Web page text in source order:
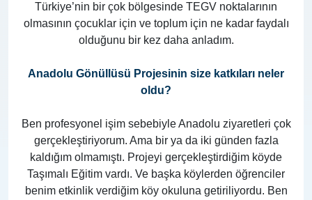
Türkiye’nin bir çok bölgesinde TEGV noktalarının
olmasının çocuklar için ve toplum için ne kadar faydalı
olduğunu bir kez daha anladım.
Anadolu Gönüllüsü Projesinin size katkıları neler
oldu?
Ben profesyonel işim sebebiyle Anadolu ziyaretleri çok
gerçekleştiriyorum. Ama bir ya da iki günden fazla
kaldığım olmamıştı. Projeyi gerçekleştirdiğim köyde
Taşımalı Eğitim vardı. Ve başka köylerden öğrenciler
benim etkinlik verdiğim köy okuluna getiriliyordu. Ben